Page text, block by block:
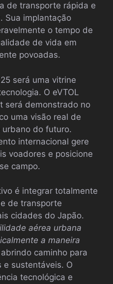
de transporte rápida e
Sua implantação
o tempo de
de vida em
povoadas.
será uma vitrine
O eVTOL
será demonstrado no
uma visão real de
do futuro.
internacional gere
voadores e posicione
campo.
é integrar totalmente
de transporte
cidades do Japão.
aérea urbana
a maneira
caminho para
e sustentáveis. O
tecnológica e